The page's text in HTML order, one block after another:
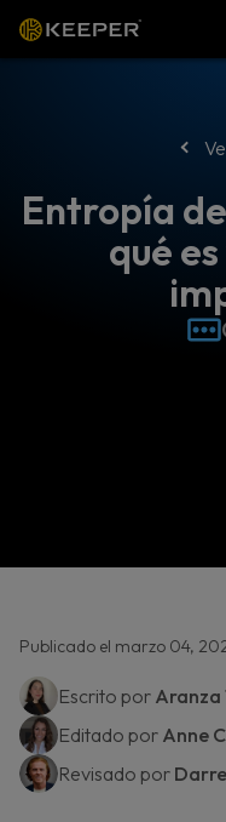
Entropía
qué
Publicado el marzo 04,
Escrito por Aranza
Editado por Anne
Revisado por